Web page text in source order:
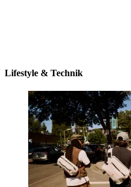
Lifestyle & Technik